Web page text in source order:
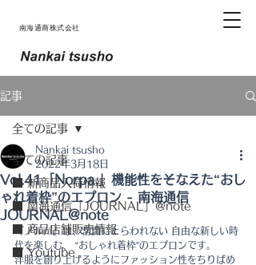
南海通商株式会社
記事
全ての記事
■ 新商品入荷情報
■ 南海通信「JOURNAL」@note
■ 商品店舗販売情報
■ Youtube
全ての記事
Vol.41「Norpa.」機能性をそなえた“おし
ゃれ着枠”のエプロン - 南海通信
JOURNAL@note
Nankai tsusho
2022年3月18日
『ノルパ』は、常識にとらわれない 自由な新しい時
代を楽しむ、 “おしゃれ着枠”のエプロンです。
洋服を創り上げるようにファッション性をちりばめ